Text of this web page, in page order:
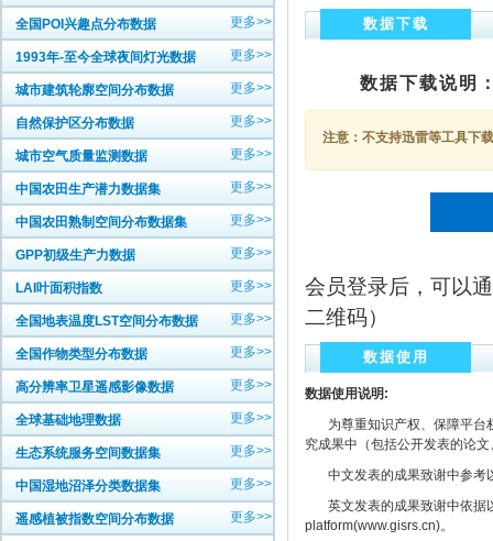
全国POI兴趣点分布数据 更多>>
1993年-至今全球夜间灯光数据 更多>>
城市建筑轮廓空间分布数据 更多>>
自然保护区分布数据 更多>>
城市空气质量监测数据 更多>>
中国农田生产潜力数据集 更多>>
中国农田熟制空间分布数据集 更多>>
GPP初级生产力数据 更多>>
LAI叶面积指数 更多>>
全国地表温度LST空间分布数据 更多>>
全国作物类型分布数据 更多>>
高分辨率卫星遥感影像数据 更多>>
全球基础地理数据 更多>>
生态系统服务空间数据集 更多>>
中国湿地沼泽分类数据集 更多>>
遥感植被指数空间分布数据 更多>>
数据下载
数据下载说明
注意：不支持迅雷等工具下
会员登录后，可以
二维码）
数据使用
数据使用说明:
为尊重知识产权、保障平台
究成果中（包括公开发表的论
中文发表的成果致谢中参考
英文发表的成果致谢中依据
platform(www.gisrs.cn)。